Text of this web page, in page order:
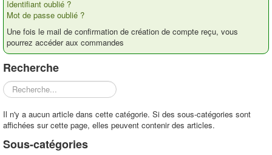
Contacts
Identifiant oublié ?
Mot de passe oublié ?
Une fois le mail de confirmation de création de compte reçu, vous
pourrez accéder aux commandes
Recherche
Rechercher
Il n'y a aucun article dans cette catégorie. Si des sous-catégories sont
affichées sur cette page, elles peuvent contenir des articles.
Sous-catégories